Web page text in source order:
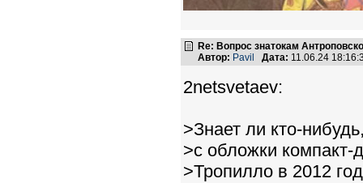
Re: Вопрос знатокам
Автор: Pavil Дата: 11.06.24
2netsvetaev:
>Знает ли кто-
>с обложки
>Тропилло в 2012